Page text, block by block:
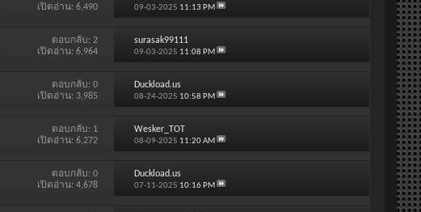
เปิดอ่าน: 6,490
09-03-2025 11:13 PM
ตอบกลับ:2
เปิดอ่าน: 6,964
surasak99111
09-03-2025 11:08 PM
ตอบกลับ:0
เปิดอ่าน: 3,985
Duckload.us
08-24-2025 10:58 PM
ตอบกลับ: 1
เปิดอ่าน: 6,272
Wesker_TOT
08-09-2025 11:20 AM
ตอบกลับ:0
เปิดอ่าน: 4,678
Duckload.us
07-11-2025 10:16 PM